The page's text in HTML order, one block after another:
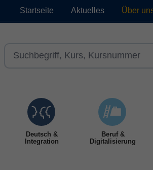
Startseite Aktuelles Über
Deutsch &
Integration
Beruf &
Digitalisierung